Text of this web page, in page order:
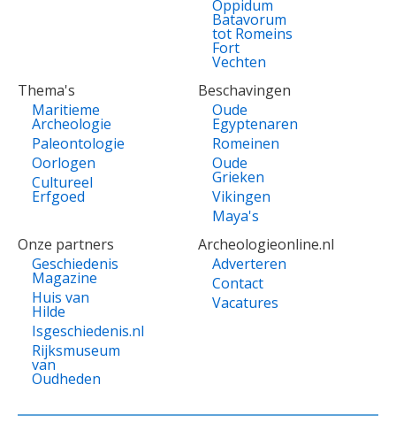
Oppidum
Batavorum
tot Romeins
Fort
Vechten
Thema's
Maritieme
Archeologie
Paleontologie
Oorlogen
Cultureel
Erfgoed
Beschavingen
Oude
Egyptenaren
Romeinen
Oude
Grieken
Vikingen
Maya's
Onze partners
Geschiedenis
Magazine
Huis van
Hilde
Isgeschiedenis.nl
Rijksmuseum
van
Oudheden
Archeologieonline.nl
Adverteren
Contact
Vacatures